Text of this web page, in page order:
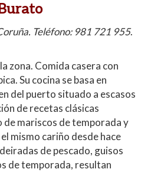
Teléfono: 981 721 955.
zona. Comida casera con
Su cocina se basa en
del puerto situado a escasos
de recetas clásicas
de mariscos de temporada y
mismo cariño desde hace
de pescado, guisos
de temporada, resultan